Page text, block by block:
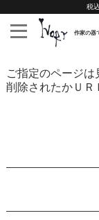
税
ご指定のページは
削除されたかＵＲ